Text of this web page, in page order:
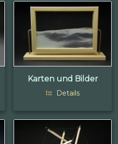
Karten und Bilder
Details